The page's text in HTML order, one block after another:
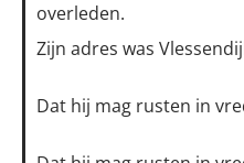
overleden.
Zijn adres was
Dat hij mag rusten in